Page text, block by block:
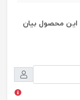
این محصول بیان